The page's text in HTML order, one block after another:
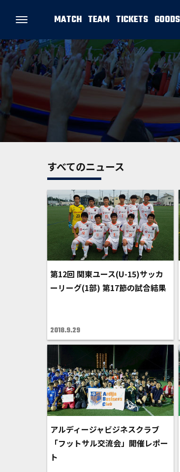
MATCH TEAM TICKETS GOODS
すべてのニュース
第12回 関東ユース(U-15)サッカ
ーリーグ(1部) 第17節の試合結果
2018.9.29
アルディージャビジネスクラブ
「フットサル交流会」開催レポー
ト